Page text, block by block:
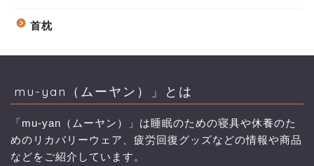
首枕
mu-yan（ムーヤン）」とは
「mu-yan（ムーヤン）」は睡眠のための寝具や休養のた
めのリカバリーウェア、疲労回復グッズなどの情報や商品
などをご紹介しています。